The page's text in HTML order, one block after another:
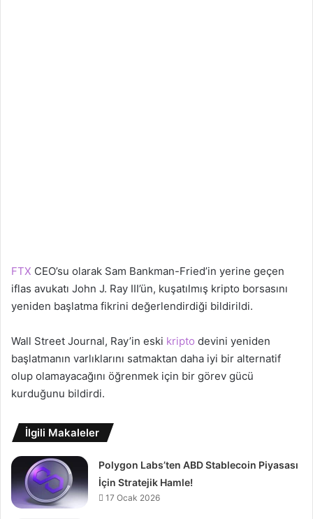
FTX CEO’su olarak Sam Bankman-Fried’in yerine geçen
iflas avukatı John J. Ray III’ün, kuşatılmış kripto borsasını
yeniden başlatma fikrini değerlendirdiği bildirildi.
Wall Street Journal, Ray’in eski kripto devini yeniden
başlatmanın varlıklarını satmaktan daha iyi bir alternatif
olup olamayacağını öğrenmek için bir görev gücü
kurduğunu bildirdi.
İlgili Makaleler
Polygon Labs’ten ABD Stablecoin Piyasası
İçin Stratejik Hamle!
17 Ocak 2026